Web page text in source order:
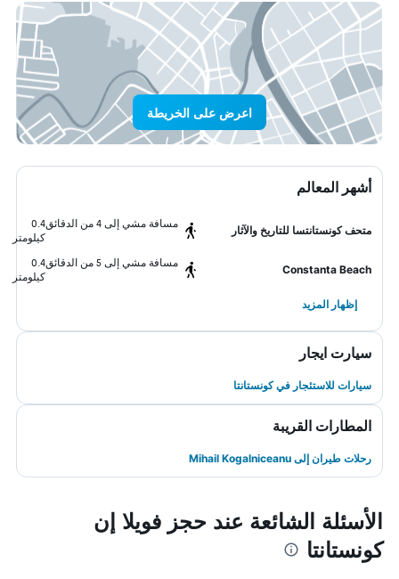
اعرض على الخريطة
أشهر المعالم
متحف كونستانتسا للتاريخ والآثار
مسافة مشي إلى 4 من الدقائق
0.4
كيلومتر
Constanta Beach
مسافة مشي إلى 5 من الدقائق
0.4
كيلومتر
إظهار المزيد
سيارت ايجار
سيارات للاستئجار في كونستانتا
المطارات القريبة
رحلات طيران إلى Mihail Kogalniceanu
الأسئلة الشائعة عند حجز فويلا إن
كونستانتا